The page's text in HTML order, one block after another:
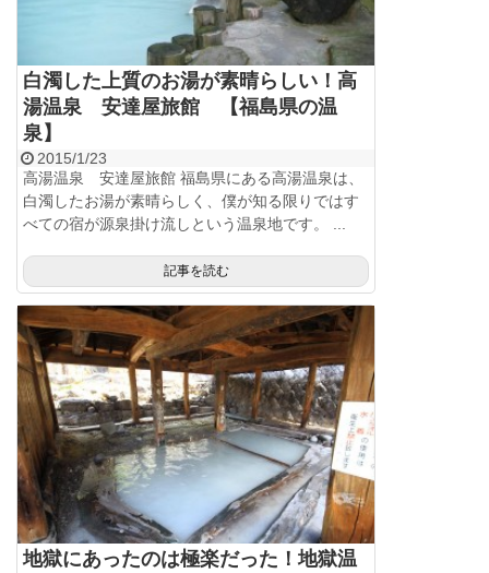
白濁した上質のお湯が素晴らしい！高
湯温泉 安達屋旅館 【福島県の温
泉】
2015/1/23
高湯温泉 安達屋旅館 福島県にある高湯温泉は、
白濁したお湯が素晴らしく、僕が知る限りではす
べての宿が源泉掛け流しという温泉地です。 ...
記事を読む
地獄にあったのは極楽だった！地獄温